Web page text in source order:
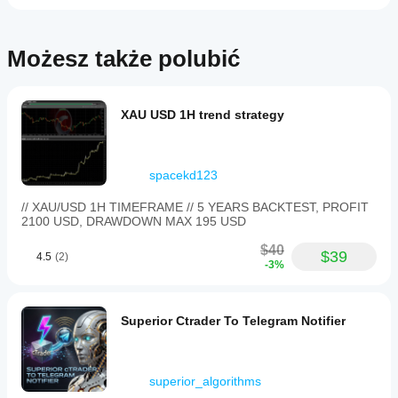
oferowanych
jakości
realizacji
zleceń.
Przetestowanie
bota we
własnym
środowisku
pomoże Ci
zrozumieć, jak
on w
Możesz także polubić
XAU USD 1H trend strategy
spacekd123
// XAU/USD 1H TIMEFRAME // 5 YEARS BACKTEST, PROFIT
2100 USD, DRAWDOWN MAX 195 USD
4.5 (2) $40
-3% $39
Superior Ctrader To Telegram Notifier
superior_algorithms